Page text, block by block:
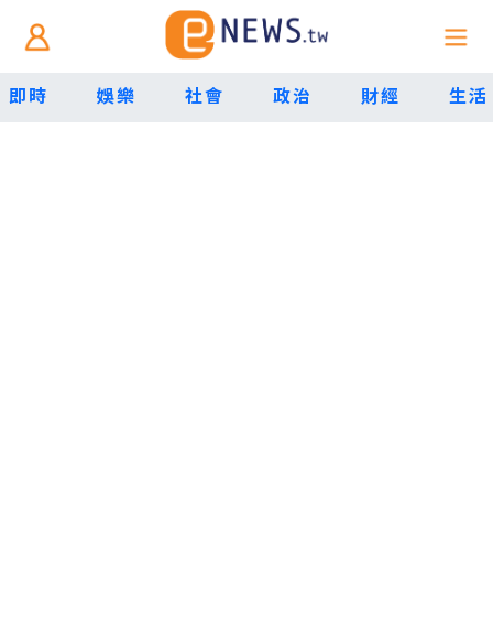
即時 娛樂 社會 政治 財經 生活